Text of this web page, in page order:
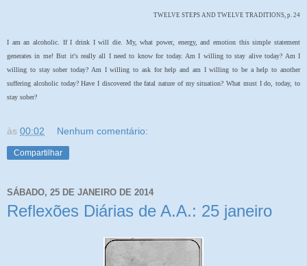
TWELVE STEPS AND TWELVE TRADITIONS, p. 24
I am an alcoholic. If I drink I will die. My, what power, energy, and emotion this simple statement
generates in me! But it's really all I need to know for today. Am I willing to stay alive today? Am I
willing to stay sober today? Am I willing to ask for help and am I willing to be a help to another
suffering alcoholic today? Have I discovered the fatal nature of my situation? What must I do, today, to
stay sober?
às 00:02 Nenhum comentário:
Compartilhar
SÁBADO, 25 DE JANEIRO DE 2014
Reflexões Diárias de A.A.: 25 janeiro